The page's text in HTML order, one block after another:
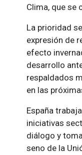
Clima, que se
La prioridad
expresión de
efecto
desarrollo
respaldados
en las
España
iniciativas
diálogo y
seno de la